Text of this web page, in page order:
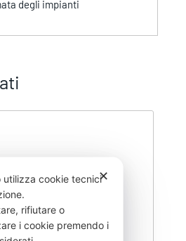
degli impianti
✕
utilizza cookie tecnici
rifiutare o
i cookie premendo i